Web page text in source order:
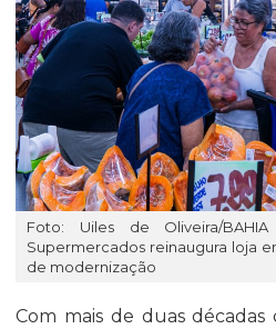
Foto: Uiles de Oliveira/
Supermercados reinaugura loja
de modernização
Com mais de duas